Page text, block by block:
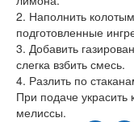
2. Наполнить
подготовленные
3. Добавить
слегка взбить смесь.
4. Разлить по
При подаче украсить
мелиссы.